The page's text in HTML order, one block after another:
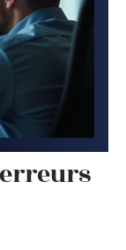
erreurs